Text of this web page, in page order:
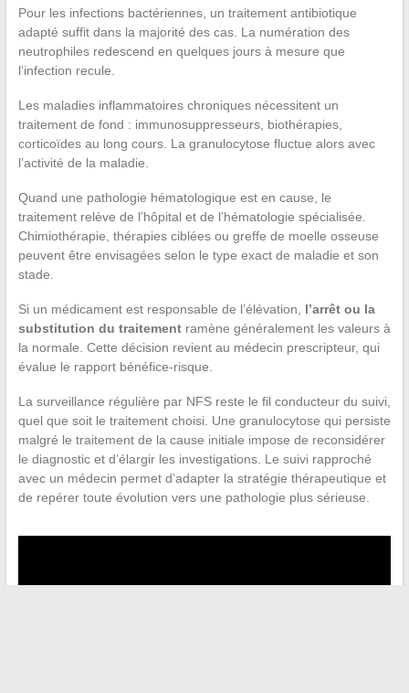
Pour les infections bactériennes, un traitement antibiotique
adapté suffit dans la majorité des cas. La numération des
neutrophiles redescend en quelques jours à mesure que
l’infection recule.
Les maladies inflammatoires chroniques nécessitent un
traitement de fond : immunosuppresseurs, biothérapies,
corticoïdes au long cours. La granulocytose fluctue alors avec
l’activité de la maladie.
Quand une pathologie hématologique est en cause, le
traitement relève de l’hôpital et de l’hématologie spécialisée.
Chimiothérapie, thérapies ciblées ou greffe de moelle osseuse
peuvent être envisagées selon le type exact de maladie et son
stade.
Si un médicament est responsable de l’élévation, l’arrêt ou la
substitution du traitementramène généralement les valeurs à
la normale. Cette décision revient au médecin prescripteur, qui
évalue le rapport bénéfice-risque.
La surveillance régulière par NFS reste le fil conducteur du suivi,
quel que soit le traitement choisi. Une granulocytose qui persiste
malgré le traitement de la cause initiale impose de reconsidérer
le diagnostic et d’élargir les investigations. Le suivi rapproché
avec un médecin permet d’adapter la stratégie thérapeutique et
de repérer toute évolution vers une pathologie plus sérieuse.